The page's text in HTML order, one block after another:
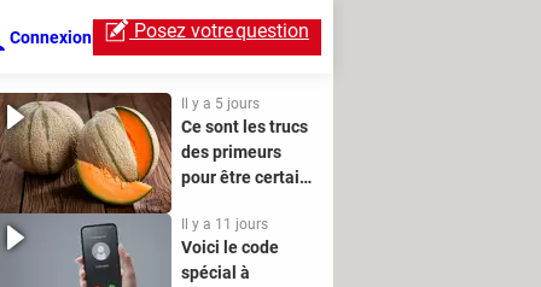
Connexion Posez votrequestion
Il y a 5 jours
Ce sont les trucs
des primeurs
pour être certain
meilleur melon
en rayon
Il y a 11 jours
Voici le code
spécial à